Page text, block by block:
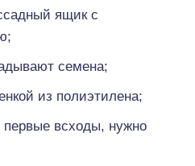
ящик с
семена;
из полиэтилена;
первые всходы, нужно